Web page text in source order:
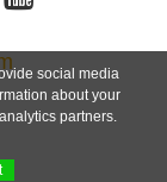
social media
about your
partners.